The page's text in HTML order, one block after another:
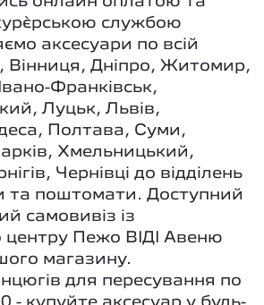
службою
аксесуари по всій
Вінниця, Дніпро, Житомир,
Франківськ,
Луцьк, Львів,
Полтава, Суми,
Хмельницький,
Чернівці до відділень
та поштомати. Доступний
самовивіз із
центру Пежо ВІДІ Авеню
магазину.
для пересування по